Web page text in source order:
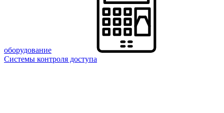
оборудование
Системы контроля доступа